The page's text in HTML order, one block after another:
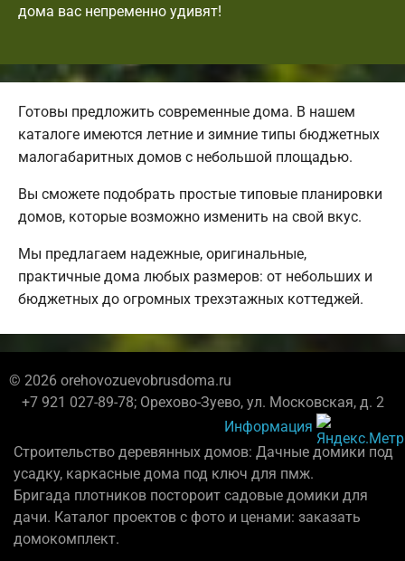
дома вас непременно удивят!
Готовы предложить современные дома. В нашем
каталоге имеются летние и зимние типы бюджетных
малогабаритных домов с небольшой площадью.
Вы сможете подобрать простые типовые планировки
домов, которые возможно изменить на свой вкус.
Мы предлагаем надежные, оригинальные,
практичные дома любых размеров: от небольших и
бюджетных до огромных трехэтажных коттеджей.
© 2026 orehovozuevobrusdoma.ru
+7 921 027-89-78; Орехово-Зуево, ул. Московская, д. 2
Информация
Строительство деревянных домов: Дачные домики под
усадку, каркасные дома под ключ для пмж.
Бригада плотников постороит садовые домики для
дачи. Каталог проектов с фото и ценами: заказать
домокомплект.